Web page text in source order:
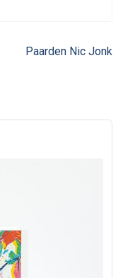
Paarden Nic Jonk